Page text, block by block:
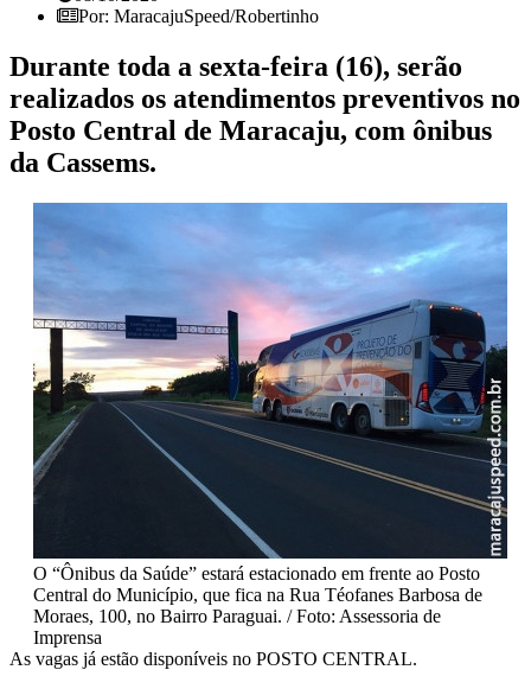
Por: MaracajuSpeed/Robertinho
Durante toda a sexta-feira (16), serão
realizados os atendimentos preventivos no
Posto Central de Maracaju, com ônibus
da Cassems.
O “Ônibus da Saúde” estará estacionado em frente ao Posto
Central do Município, que fica na Rua Téofanes Barbosa de
Moraes, 100, no Bairro Paraguai. / Foto: Assessoria de
Imprensa
As vagas já estão disponíveis no POSTO CENTRAL.